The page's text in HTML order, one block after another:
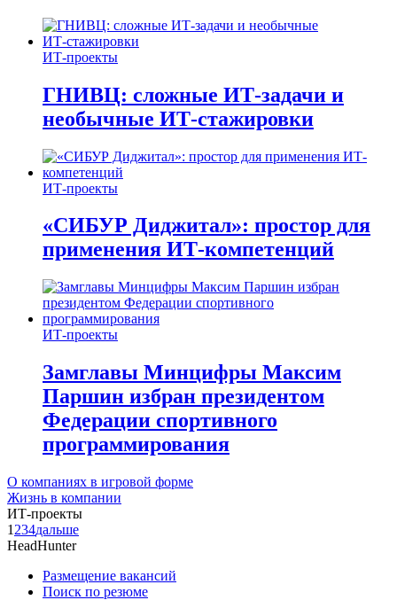
ИТ-проекты
ГНИВЦ: сложные ИТ‑задачи и
необычные ИТ‑стажировки
ИТ-проекты
«СИБУР Диджитал»: простор для
применения ИТ-компетенций
ИТ-проекты
Замглавы Минцифры Максим
Паршин избран президентом
Федерации спортивного
программирования
О компаниях в игровой форме
Жизнь в компании
ИТ-проекты
1 234дальше
HeadHunter
Размещение вакансий
Поиск по резюме